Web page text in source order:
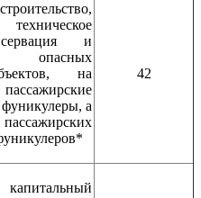
и
на
а
42